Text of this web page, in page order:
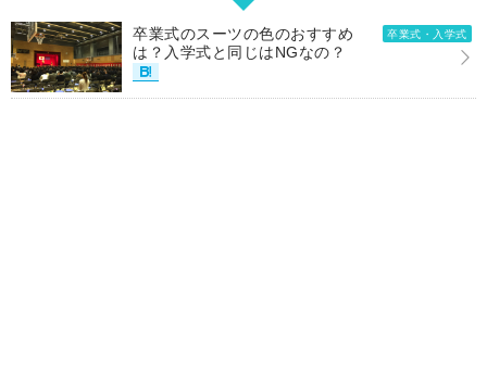
卒業式・入学式
卒業式のスーツの色のおすすめ
は？入学式と同じはNGなの？